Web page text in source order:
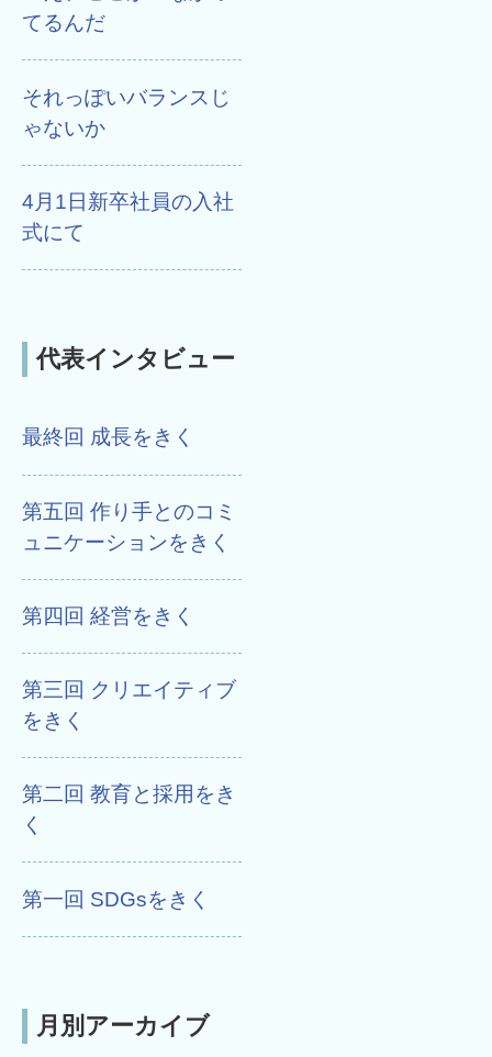
てるんだ
それっぽいバランスじ
ゃないか
4月1日新卒社員の入社
式にて
代表インタビュー
最終回 成長をきく
第五回 作り手とのコミ
ュニケーションをきく
第四回 経営をきく
第三回 クリエイティブ
をきく
第二回 教育と採用をき
く
第一回 SDGsをきく
月別アーカイブ